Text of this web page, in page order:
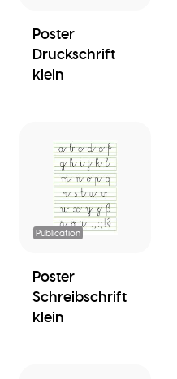
Poster
Druckschrift
klein
Publication
Poster
Schreibschrift
klein